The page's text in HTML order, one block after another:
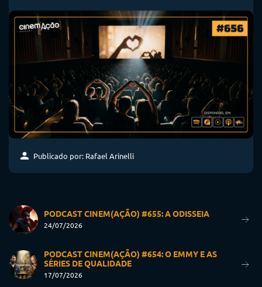
Publicado por: Rafael Arinelli
PODCAST CINEM(AÇÃO) #655: A ODISSEIA
24/07/2026
PODCAST CINEM(AÇÃO) #654: O EMMY E AS
SÉRIES DE QUALIDADE
17/07/2026